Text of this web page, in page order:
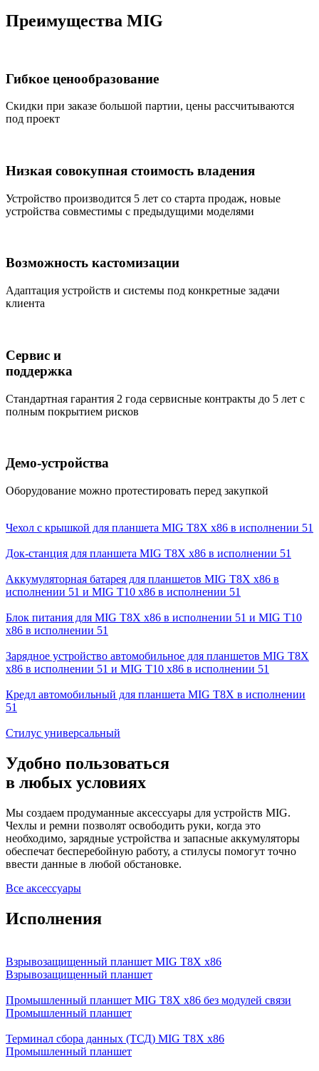
Преимущества MIG
Гибкое ценообразование
Скидки при заказе большой партии, цены рассчитываются
под проект
Низкая совокупная стоимость владения
Устройство производится 5 лет со старта продаж, новые
устройства совместимы с предыдущими моделями
Возможность кастомизации
Адаптация устройств и системы под конкретные задачи
клиента
Сервис и
поддержка
Стандартная гарантия 2 года сервисные контракты до 5 лет с
полным покрытием рисков
Демо-устройства
Оборудование можно протестировать перед закупкой
Чехол с крышкой для планшета MIG T8X x86 в исполнении 51
Док-станция для планшета MIG T8X x86 в исполнении 51
Аккумуляторная батарея для планшетов MIG T8X x86 в
исполнении 51 и MIG T10 x86 в исполнении 51
Блок питания для MIG T8X x86 в исполнении 51 и MIG T10
x86 в исполнении 51
Зарядное устройство автомобильное для планшетов MIG T8X
x86 в исполнении 51 и MIG T10 x86 в исполнении 51
Кредл автомобильный для планшета MIG T8X в исполнении
51
Стилус универсальный
Удобно пользоваться
в любых условиях
Мы создаем продуманные аксессуары для устройств MIG.
Чехлы и ремни позволят освободить руки, когда это
необходимо, зарядные устройства и запасные аккумуляторы
обеспечат бесперебойную работу, а стилусы помогут точно
ввести данные в любой обстановке.
Все аксессуары
Исполнения
Взрывозащищенный планшет MIG T8X x86
Взрывозащищенный планшет
Промышленный планшет MIG T8X x86 без модулей связи
Промышленный планшет
Терминал сбора данных (ТСД) MIG T8X x86
Промышленный планшет